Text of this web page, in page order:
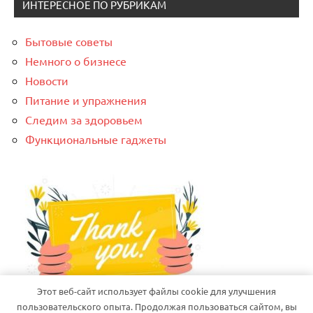
ИНТЕРЕСНОЕ ПО РУБРИКАМ
Бытовые советы
Немного о бизнесе
Новости
Питание и упражнения
Следим за здоровьем
Функциональные гаджеты
Этот веб-сайт использует файлы cookie для улучшения
пользовательского опыта. Продолжая пользоваться сайтом, вы